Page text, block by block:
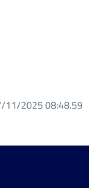
11/2025 08:48.59